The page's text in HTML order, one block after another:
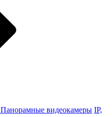
Панорамные видеокамеры IP,